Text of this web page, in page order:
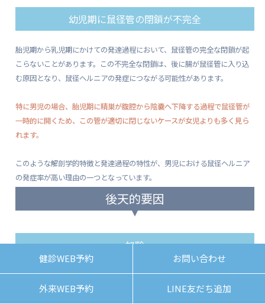
健診WEB予約 お問い合わせ
外来WEB予約 LINE友だち追加
幼児期に鼠径管の閉鎖が不完全
胎児期から乳児期にかけての発達過程において、鼠径管の完全な閉鎖が起
こらないことがあります。この不完全な閉鎖は、後に腸が鼠径管に入り込
む原因となり、鼠径ヘルニアの発症につながる可能性があります。
特に男児の場合、胎児期に精巣が腹腔から陰嚢へ下降する過程で鼠径管が
一時的に開くため、この管が適切に閉じないケースが女児よりも多く見ら
れます。
このような解剖学的特徴と発達過程の特性が、男児における鼠径ヘルニア
の発症率が高い理由の一つとなっています。
後天的要因
加齢
加齢に伴い腹壁の筋肉や腱膜の強度が低下すると、内臓を支える力が弱ま
り、鼠径部から腸などが突出しやすくなります。特に40歳以降の男性に多